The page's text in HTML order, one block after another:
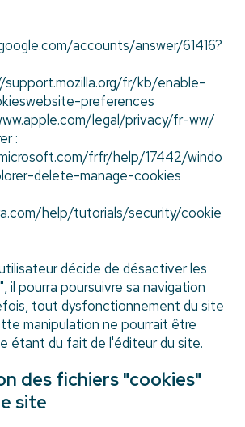
accounts/answer/61416?
support.mozilla.org/fr/kb/enable-
preferences
legal/privacy/fr-ww/
:
frfr/help/17442/windo
delete-manage-cookies
help/tutorials/security/cookie
décide de désactiver les
il pourra poursuivre sa navigation
tout dysfonctionnement du site
manipulation ne pourrait être
étant du fait de l'éditeur du site.
des fichiers "cookies"
site